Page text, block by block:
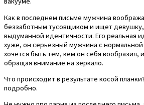
Как в последнем письме мужчина
беззаботным тусовщиком и ищет девушку,
выдуманной идентичности. Его реальная
хуже, он серьезный мужчина с
хочется быть тем, кем он себя вообразил,
обращая внимание на зеркало.
Что происходит в результате косой
подробно.